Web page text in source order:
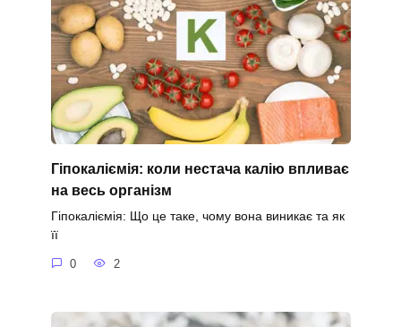
Гіпокаліємія: коли нестача калію впливає
на весь організм
Гіпокаліємія: Що це таке, чому вона виникає та як
її
0 2